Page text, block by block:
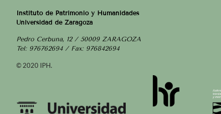
Instituto de Patrimonio y Humanidades
Universidad de Zaragoza
Pedro Cerbuna, 12 / 50009 ZARAGOZA
Tel: 976762694 / Fax: 976842694
© 2020 IPH.